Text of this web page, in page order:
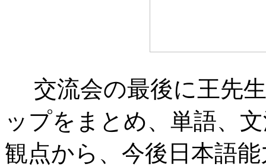
交流会の最後に王先
ップをまとめ、単語、
観点から、今後日本語